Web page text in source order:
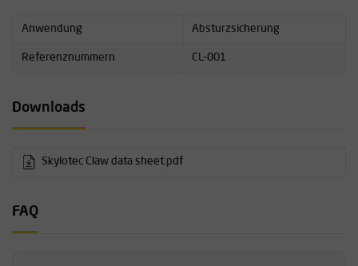
Anwendung Absturzsicherung
Referenznummern CL-001
Downloads
Skylotec Claw data sheet.pdf
FAQ